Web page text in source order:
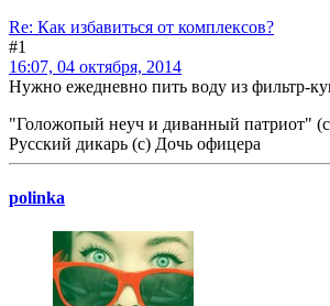
Re: Как избавиться от комплексов?
#1
16:07, 04 октября, 2014
Нужно ежедневно пить воду из фильтр-
"Голожопый неуч и диванный патриот"
Русский дикарь (с) Дочь офицера
polinka